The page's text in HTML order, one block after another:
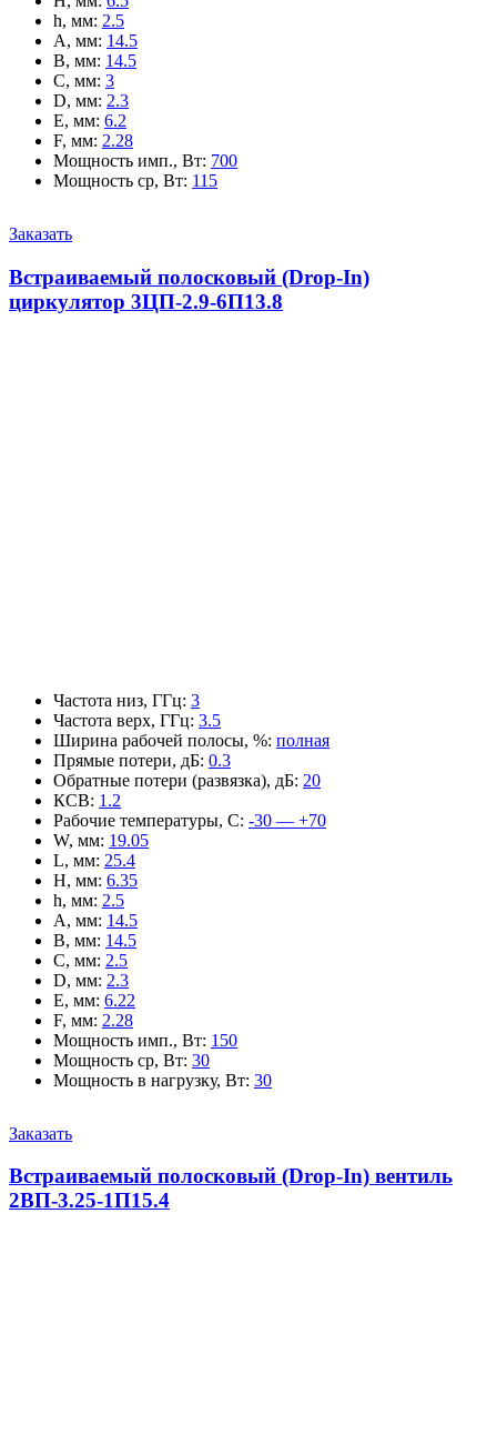
h, мм: 2.5
A, мм: 14.5
B, мм: 14.5
C, мм: 3
D, мм: 2.3
E, мм: 6.2
F, мм: 2.28
Мощность имп., Вт: 700
Мощность ср, Вт: 115
Заказать
Встраиваемый полосковый (Drop-In)
циркулятор 3ЦП-2.9-6П13.8
Частота низ, ГГц: 3
Частота верх, ГГц: 3.5
Ширина рабочей полосы, %: полная
Прямые потери, дБ: 0.3
Обратные потери (развязка), дБ: 20
КСВ: 1.2
Рабочие температуры, С: -30 — +70
W, мм: 19.05
L, мм: 25.4
H, мм: 6.35
h, мм: 2.5
A, мм: 14.5
B, мм: 14.5
C, мм: 2.5
D, мм: 2.3
E, мм: 6.22
F, мм: 2.28
Мощность имп., Вт: 150
Мощность ср, Вт: 30
Мощность в нагрузку, Вт: 30
Заказать
Встраиваемый полосковый (Drop-In) вентиль
2ВП-3.25-1П15.4